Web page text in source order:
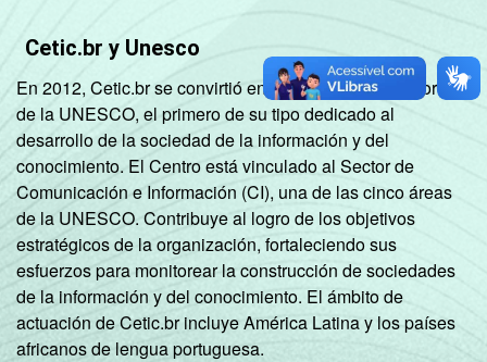
Cetic.br y Unesco
En 2012, Cetic.br se convirtió en un Centro de Categoría 2
de la UNESCO, el primero de su tipo dedicado al
desarrollo de la sociedad de la información y del
conocimiento. El Centro está vinculado al Sector de
Comunicación e Información (CI), una de las cinco áreas
de la UNESCO. Contribuye al logro de los objetivos
estratégicos de la organización, fortaleciendo sus
esfuerzos para monitorear la construcción de sociedades
de la información y del conocimiento. El ámbito de
actuación de Cetic.br incluye América Latina y los países
africanos de lengua portuguesa.